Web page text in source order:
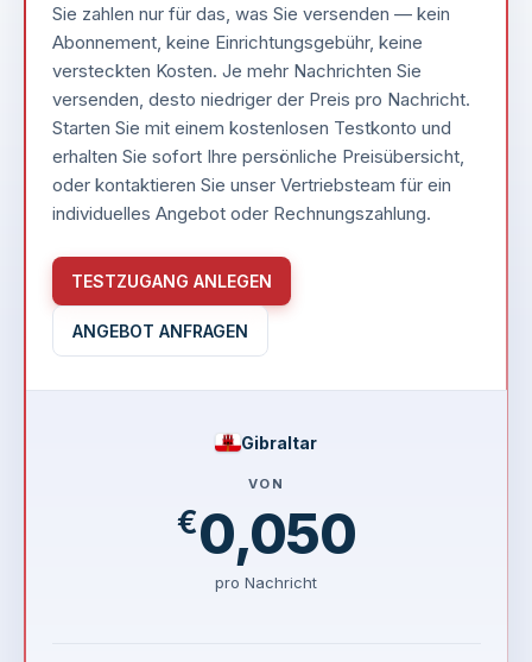
Sie zahlen nur für das, was Sie versenden — kein
Abonnement, keine Einrichtungsgebühr, keine
versteckten Kosten. Je mehr Nachrichten Sie
versenden, desto niedriger der Preis pro Nachricht.
Starten Sie mit einem kostenlosen Testkonto und
erhalten Sie sofort Ihre persönliche Preisübersicht,
oder kontaktieren Sie unser Vertriebsteam für ein
individuelles Angebot oder Rechnungszahlung.
TESTZUGANG ANLEGEN
ANGEBOT ANFRAGEN
Gibraltar
VON
€0,050
pro Nachricht